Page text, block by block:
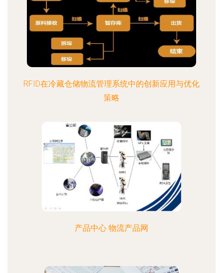
RFID在冷藏仓储物流管理系统中的创新应用与优化
策略
产品中心 物流产品网